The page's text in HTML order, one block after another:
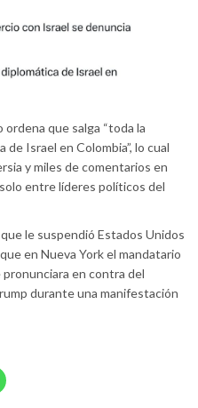
que salga “toda la
Israel en Colombia”, lo cual
y miles de comentarios en
entre líderes políticos del
le suspendió Estados Unidos
en Nueva York el mandatario
en contra del
durante una manifestación